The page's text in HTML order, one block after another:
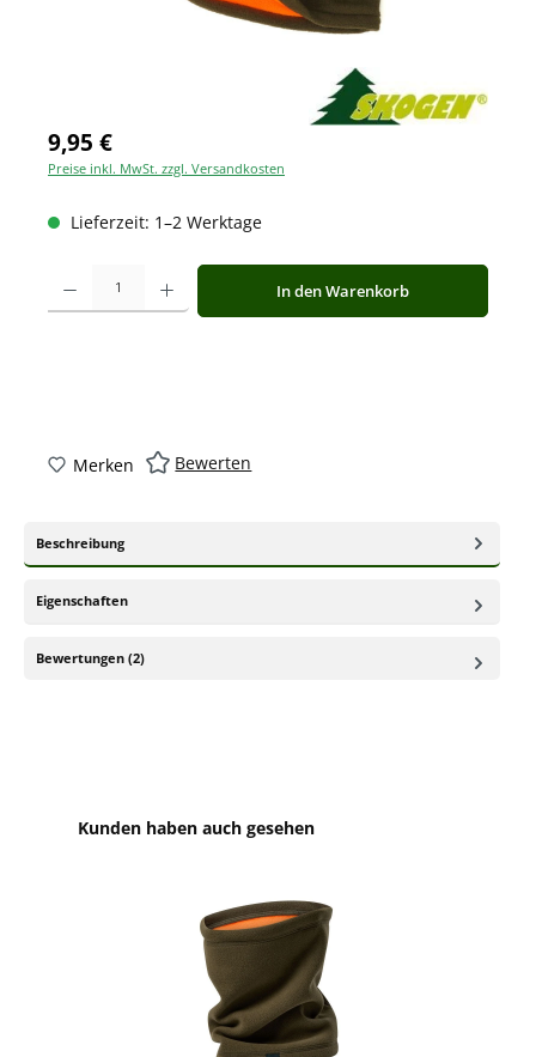
9,95 €
Preise inkl. MwSt. zzgl. Versandkosten
Lieferzeit: 1–2 Werktage
Produkt Anzahl: Gib den gewünschten Wert ein oder benutze die
In den Warenkorb
Merken Bewerten
Beschreibung
Eigenschaften
Bewertungen (2)
Produktgalerie überspringen
Kunden haben auch gesehen